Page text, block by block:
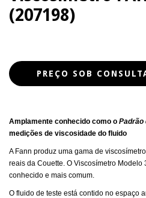
(207198)
Amplamente conhecido como o Padrão
medições de viscosidade do fluido
A Fann produz uma gama de
reais da Couette. O Viscosímetro Modelo
conhecido e mais comum.
O fluido de teste está contido no espaço